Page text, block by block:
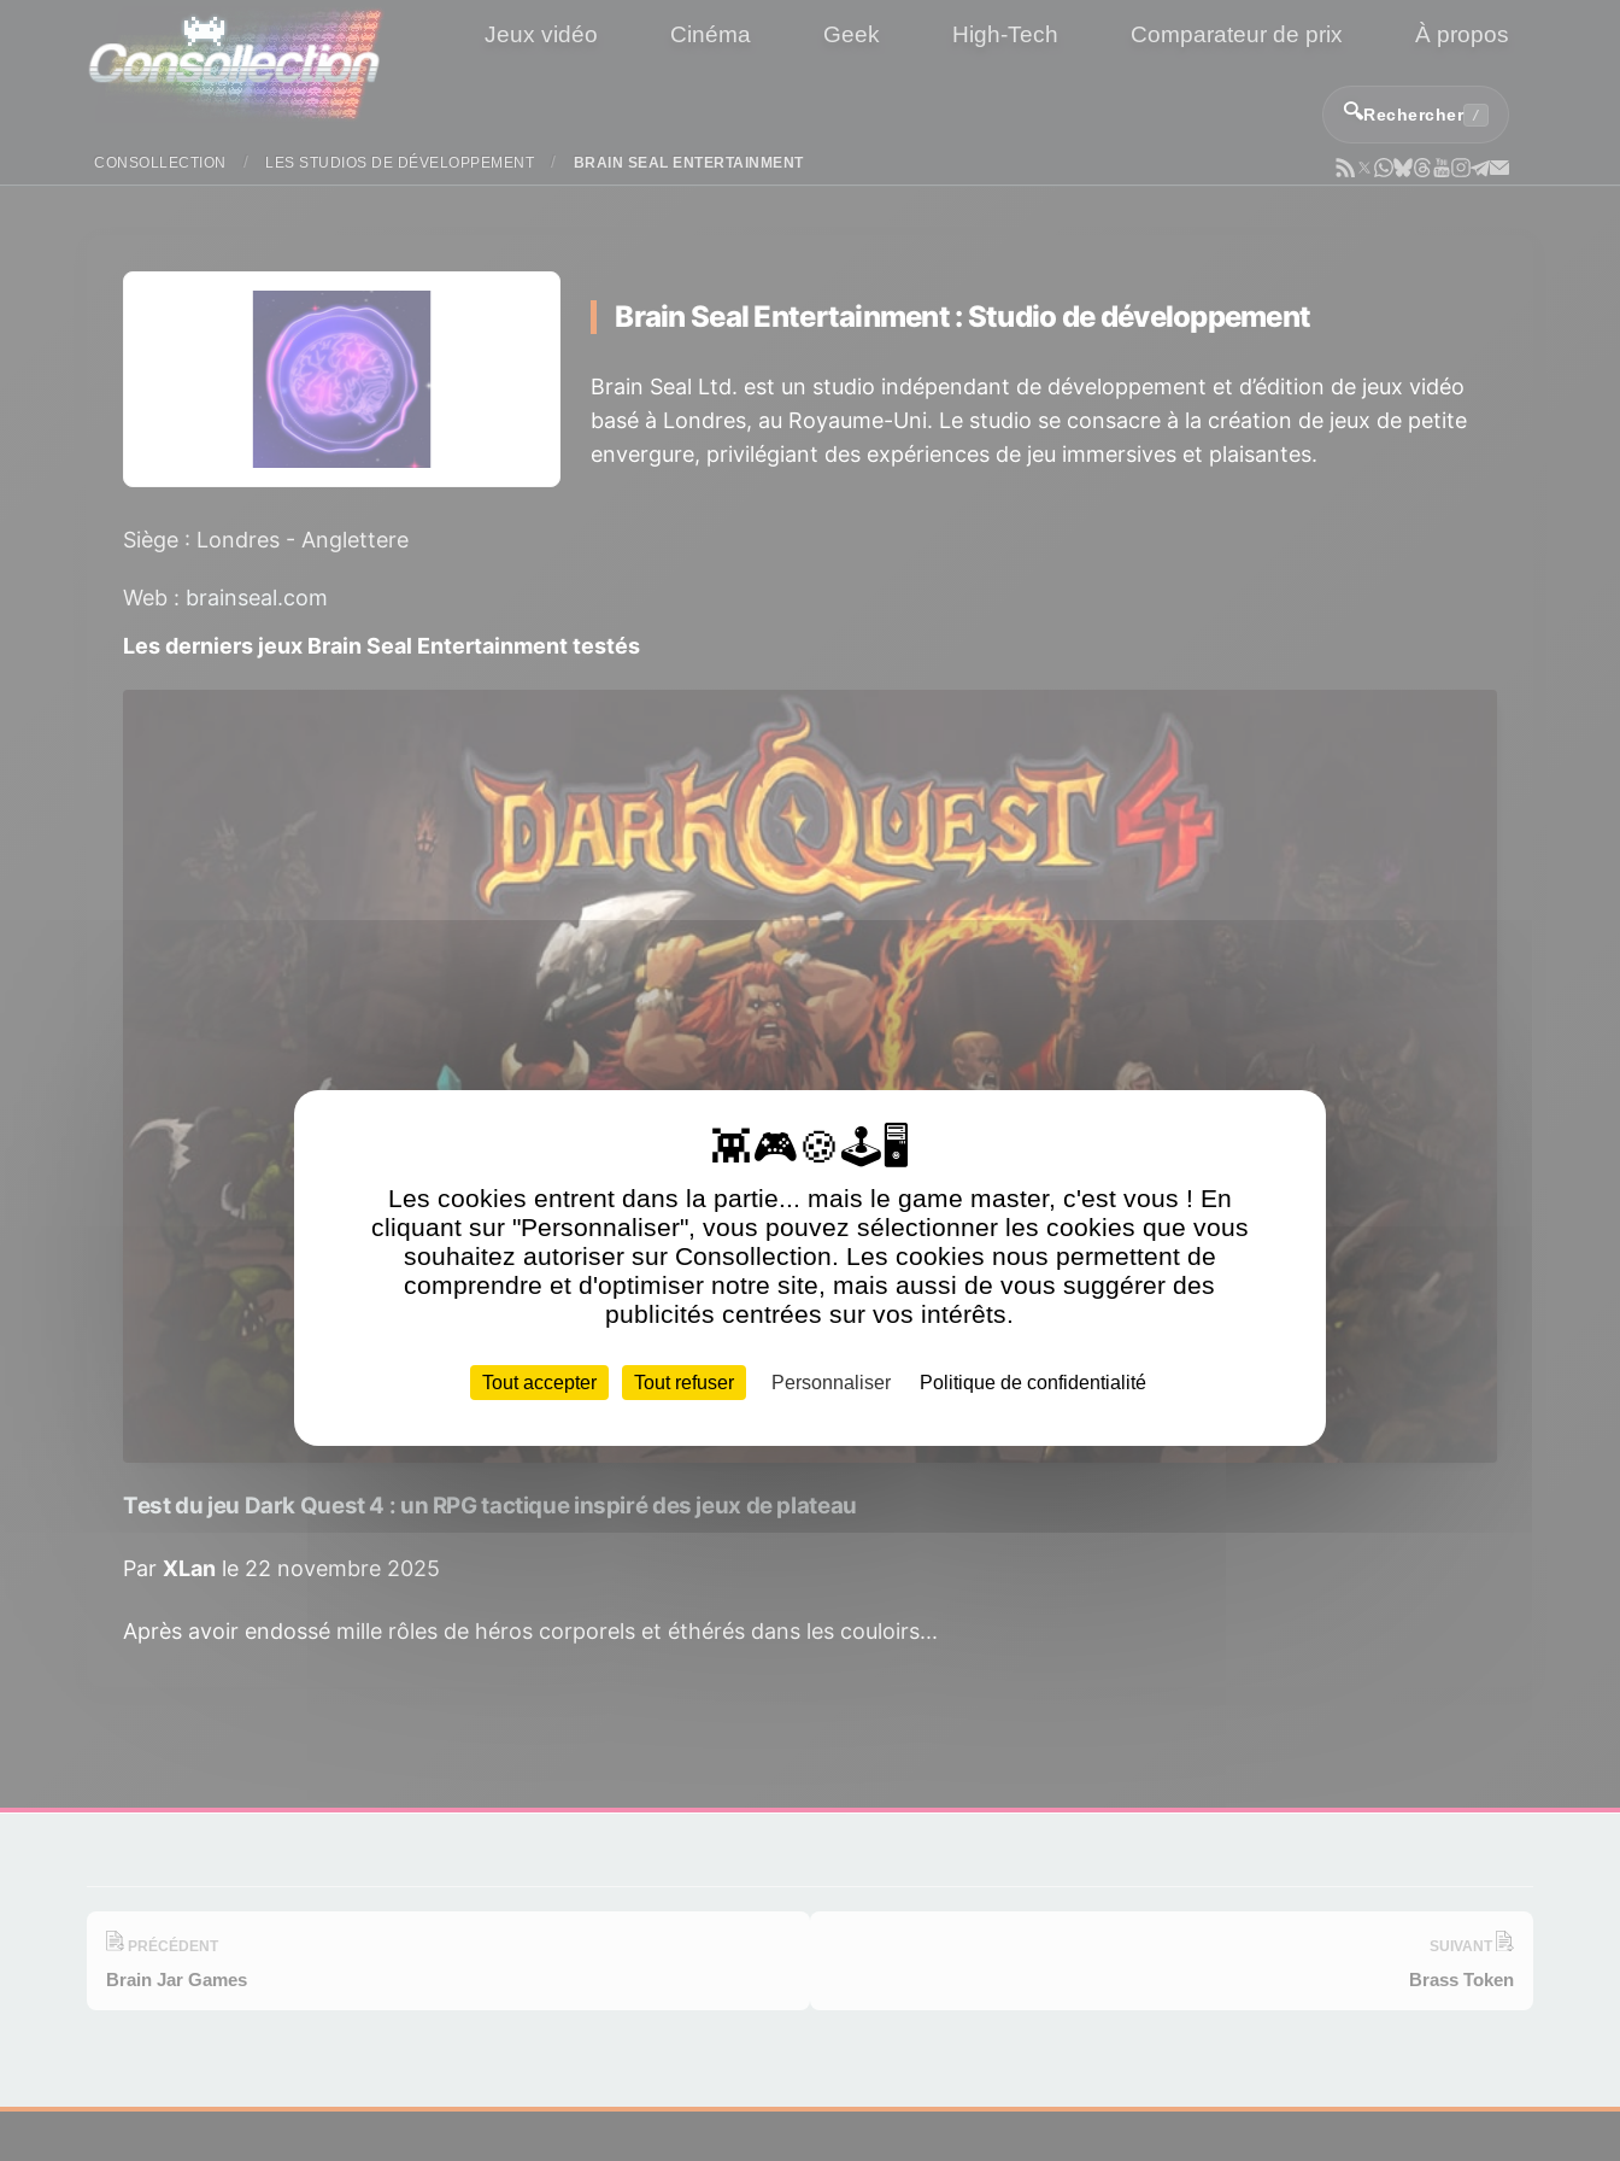
Jeux vidéo Cinéma Geek High-Tech Comparateur de prix À propos
CONSOLLECTION LES STUDIOS DE DÉVELOPPEMENT BRAIN SEAL ENTERTAINMENT
🔍Rechercher /
Siège : Londres - Anglettere
Web : brainseal.com
Brain Seal Entertainment : Studio de développement
Brain Seal Ltd. est un studio indépendant de développement et d’édition de jeux vidéo
basé à Londres, au Royaume-Uni. Le studio se consacre à la création de jeux de petite
envergure, privilégiant des expériences de jeu immersives et plaisantes.
Les derniers jeux Brain Seal Entertainment testés
Test du jeu Dark Quest 4 : un RPG tactique inspiré des jeux de plateau
Par XLan le 22 novembre 2025
Après avoir endossé mille rôles de héros corporels et éthérés dans les couloirs...
PRÉCÉDENT
Brain Jar Games
SUIVANT
Brass Token
Panneau de gestion des cookies
Les cookies entrent dans la partie... mais le game master, c'est vous ! En
cliquant sur "Personnaliser", vous pouvez sélectionner les cookies que vous
souhaitez autoriser sur Consollection. Les cookies nous permettent de
comprendre et d'optimiser notre site, mais aussi de vous suggérer des
publicités centrées sur vos intérêts.
Tout accepter Tout refuser Personnaliser Politique de confidentialité